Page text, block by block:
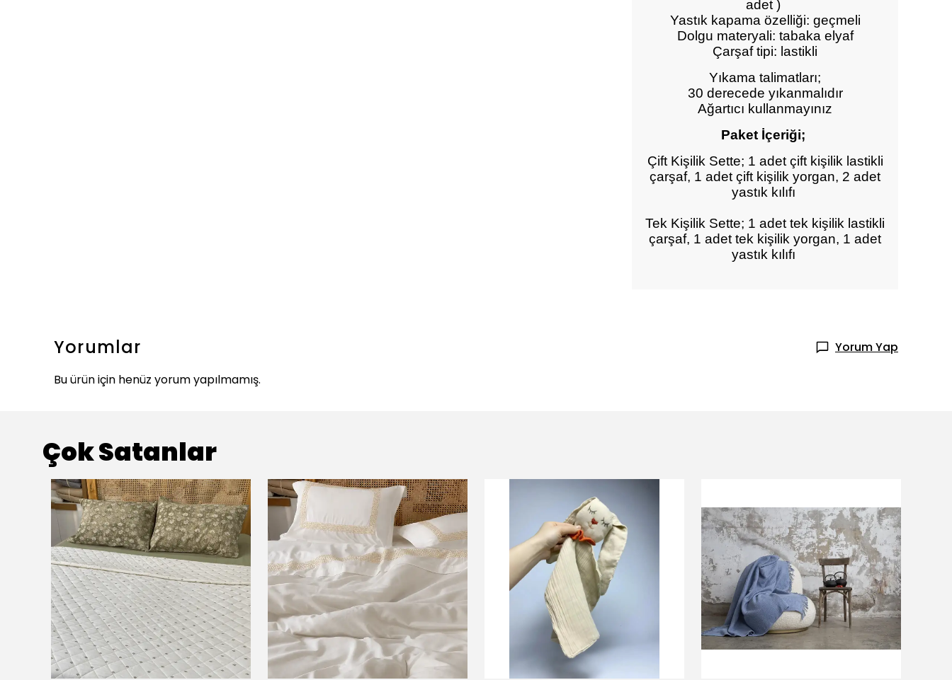
adet )
Yastık kapama özelliği: geçmeli
Dolgu materyali: tabaka elyaf
Çarşaf tipi: lastikli
Yıkama talimatları;
30 derecede yıkanmalıdır
Ağartıcı kullanmayınız
Paket İçeriği;
Çift Kişilik Sette; 1 adet çift kişilik lastikli
çarşaf, 1 adet çift kişilik yorgan, 2 adet
yastık kılıfı
Tek Kişilik Sette; 1 adet tek kişilik lastikli
çarşaf, 1 adet tek kişilik yorgan, 1 adet
yastık kılıfı
Yorumlar
Yorum Yap
Bu ürün için henüz yorum yapılmamış.
Çok Satanlar